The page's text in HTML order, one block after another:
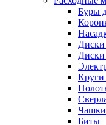
Буры
Диски
Диски
Круги
Биты